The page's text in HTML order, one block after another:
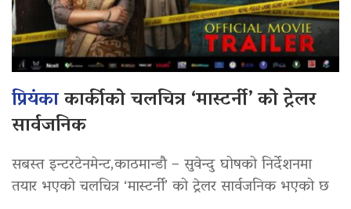
प्रियंकाकार्कीको चलचित्र ‘मास्टर्नी’ को ट्रेलर
सार्वजनिक
सबस्त इन्टरटेनमेन्ट,काठमान्डौ – सुवेन्दु घोषको निर्देशनमा
तयार भएको चलचित्र ‘मास्टर्नी’ को ट्रेलर सार्वजनिक भएको छ